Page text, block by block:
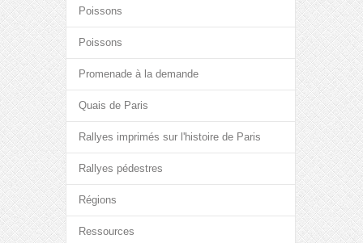
Poissons
Poissons
Promenade à la demande
Quais de Paris
Rallyes imprimés sur l'histoire de Paris
Rallyes pédestres
Régions
Ressources